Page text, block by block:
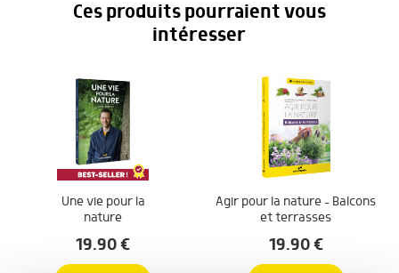
Ces produits pourraient vous
intéresser
Une vie pour la
nature
19.90€
Agir pour la nature – Balcons
et terrasses
19.90€